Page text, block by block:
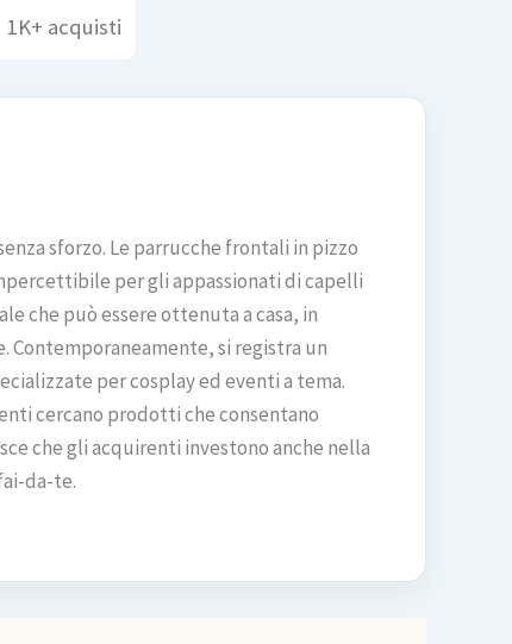
1K+ acquisti
sforzo. Le parrucche frontali in pizzo
per gli appassionati di capelli
che può essere ottenuta a casa, in
Contemporaneamente, si registra un
per cosplay ed eventi a tema.
cercano prodotti che consentano
che gli acquirenti investono anche nella
da-te.